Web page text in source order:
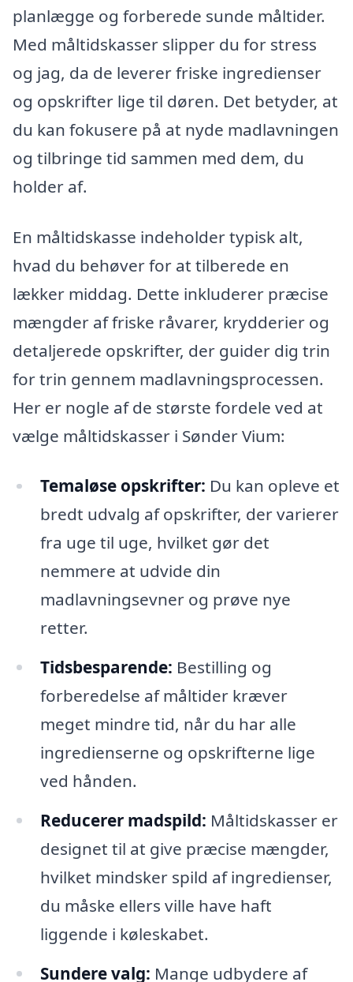
planlægge og forberede sunde måltider.
Med måltidskasser slipper du for stress
og jag, da de leverer friske ingredienser
og opskrifter lige til døren. Det betyder, at
du kan fokusere på at nyde madlavningen
og tilbringe tid sammen med dem, du
holder af.
En måltidskasse indeholder typisk alt,
hvad du behøver for at tilberede en
lækker middag. Dette inkluderer præcise
mængder af friske råvarer, krydderier og
detaljerede opskrifter, der guider dig trin
for trin gennem madlavningsprocessen.
Her er nogle af de største fordele ved at
vælge måltidskasser i Sønder Vium:
Temaløse opskrifter: Du kan opleve et
bredt udvalg af opskrifter, der varierer
fra uge til uge, hvilket gør det
nemmere at udvide din
madlavningsevner og prøve nye
retter.
Tidsbesparende: Bestilling og
forberedelse af måltider kræver
meget mindre tid, når du har alle
ingredienserne og opskrifterne lige
ved hånden.
Reducerer madspild: Måltidskasser er
designet til at give præcise mængder,
hvilket mindsker spild af ingredienser,
du måske ellers ville have haft
liggende i køleskabet.
Sundere valg: Mange udbydere af